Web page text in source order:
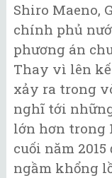
Shiro Maeno,
chính phủ
phương án
Thay vì lên kế
xảy ra trong
nghĩ tới
lớn hơn trong
cuối năm
ngầm khổng